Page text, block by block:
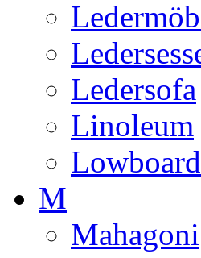
Ledersofa
Linoleum
Lowboard
M
Mahagoni